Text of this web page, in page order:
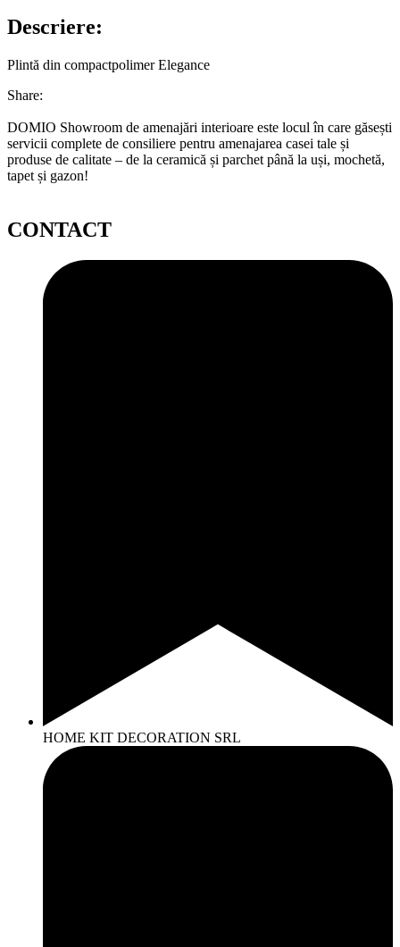
Descriere:
Plintă din compactpolimer Elegance
Share:
DOMIO Showroom de amenajări interioare este locul în care găsești
servicii complete de consiliere pentru amenajarea casei tale și
produse de calitate – de la ceramică și parchet până la uși, mochetă,
tapet și gazon!
CONTACT
HOME KIT DECORATION SRL